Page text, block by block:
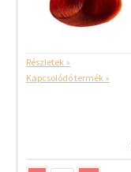
Részletek »
Kapcsolódó termék »